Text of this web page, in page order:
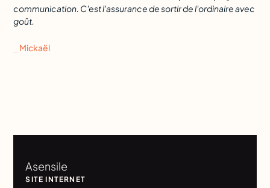
communication. C'est l'assurance de sortir de l'ordinaire avec
goût.
⎯ Mickaël
Asensile
SITE INTERNET